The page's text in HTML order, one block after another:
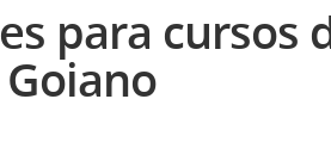
para cursos